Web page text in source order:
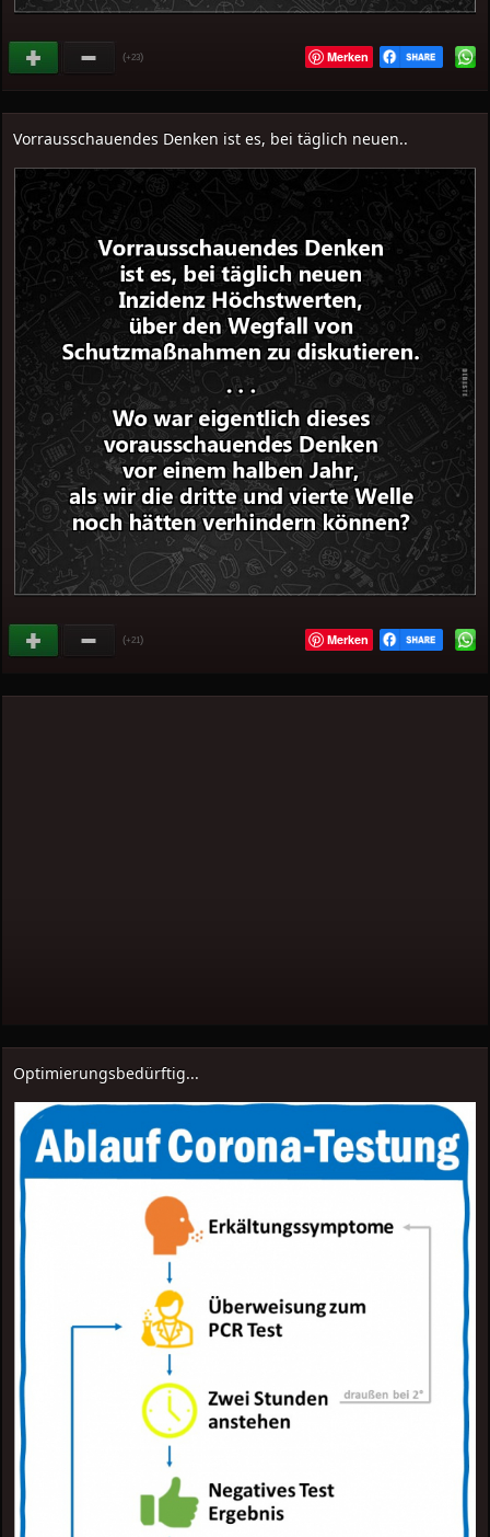
(+23) Merken
Vorrausschauendes Denken ist es, bei täglich neuen..
(+21) Merken
Optimierungsbedürftig...